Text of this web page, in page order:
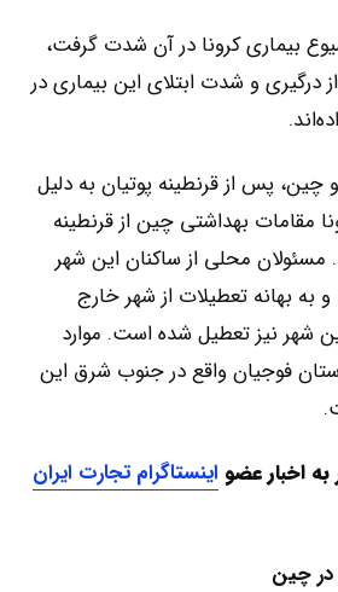
بیماری کرونا در آن شدت گرفت،
درگیری و شدت ابتلای این بیماری در
چین، پس از قرنطینه پوتیان به دلیل
مقامات بهداشتی چین از قرنطینه
مسئولان محلی از ساکنان این شهر
و به بهانه تعطیلات از شهر خارج
شهر نیز تعطیل شده است. موارد
فوجیان واقع در جنوب شرق این
اخبار عضو اینستاگرام تجارت ایران
چین